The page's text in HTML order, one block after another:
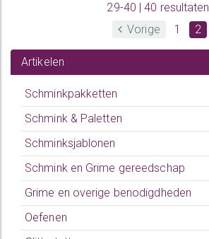
29-40 | 40 resultaten
Vorige
1 2
Artikelen
Schminkpakketten
Schmink & Paletten
Schminksjablonen
Schmink en Grime gereedschap
Grime en overige benodigdheden
Oefenen